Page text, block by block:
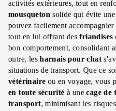
activités extérieures, tout en
mousqueton solide qui évite
pouvez facilement
tout en lui offrant desfriandises
bon comportement, consolidant
outre, lesharnais pour chat
situations de transport. Que ce
vétérinaire ou en voyage, vous
en toute sécurité à unecage de
transport, minimisant les